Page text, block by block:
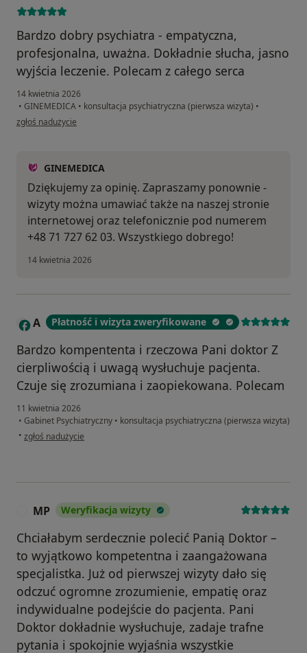
Bardzo dobry psychiatra - empatyczna,
profesjonalna, uważna. Dokładnie słucha, jasno
wyjścia leczenie. Polecam z całego serca
14 kwietnia 2026
• GINEMEDICA • konsultacja psychiatryczna (pierwsza wizyta) •
w opinii użytkownika Ania
zgłoś nadużycie
GINEMEDICA
Dziękujemy za opinię. Zapraszamy ponownie -
wizyty można umawiać także na naszej stronie
internetowej oraz telefonicznie pod numerem
+48 71 727 62 03. Wszystkiego dobrego!
14 kwietnia 2026
A Płatność i wizyta zweryfikowane
Bardzo kompententa i rzeczowa Pani doktor Z
cierpliwością i uwagą wysłuchuje pacjenta.
Czuje się zrozumiana i zaopiekowana. Polecam
11 kwietnia 2026
• Gabinet Psychiatryczny • konsultacja psychiatryczna (pierwsza wizyta)
• w opinii użytkownika A
zgłoś nadużycie
MP Weryfikacja wizyty
Chciałabym serdecznie polecić Panią Doktor –
to wyjątkowo kompetentna i zaangażowana
specjalistka. Już od pierwszej wizyty dało się
odczuć ogromne zrozumienie, empatię oraz
indywidualne podejście do pacjenta. Pani
Doktor dokładnie wysłuchuje, zadaje trafne
pytania i spokojnie wyjaśnia wszystkie